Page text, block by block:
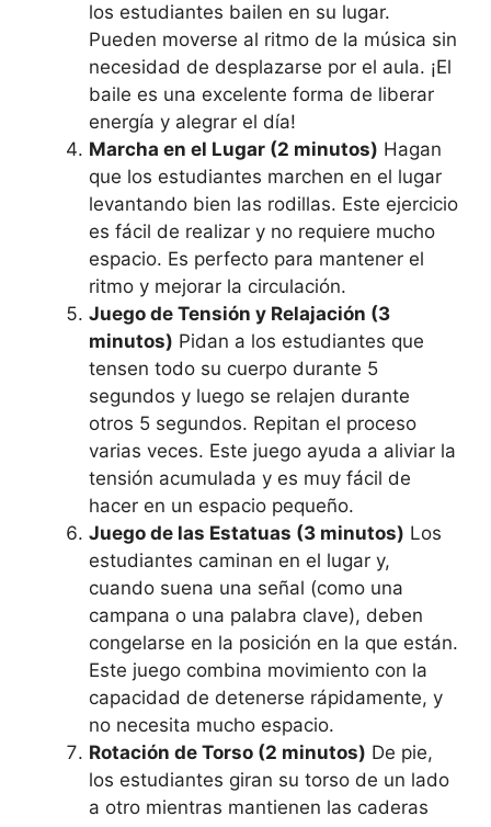
los estudiantes bailen en su lugar.
Pueden moverse al ritmo de la música sin
necesidad de desplazarse por el aula. ¡El
baile es una excelente forma de liberar
energía y alegrar el día!
Marcha en el Lugar (2 minutos) Hagan
que los estudiantes marchen en el lugar
levantando bien las rodillas. Este ejercicio
es fácil de realizar y no requiere mucho
espacio. Es perfecto para mantener el
ritmo y mejorar la circulación.
Juego de Tensión y Relajación (3
minutos) Pidan a los estudiantes que
tensen todo su cuerpo durante 5
segundos y luego se relajen durante
otros 5 segundos. Repitan el proceso
varias veces. Este juego ayuda a aliviar la
tensión acumulada y es muy fácil de
hacer en un espacio pequeño.
Juego de las Estatuas (3 minutos) Los
estudiantes caminan en el lugar y,
cuando suena una señal (como una
campana o una palabra clave), deben
congelarse en la posición en la que están.
Este juego combina movimiento con la
capacidad de detenerse rápidamente, y
no necesita mucho espacio.
Rotación de Torso (2 minutos) De pie,
los estudiantes giran su torso de un lado
a otro mientras mantienen las caderas